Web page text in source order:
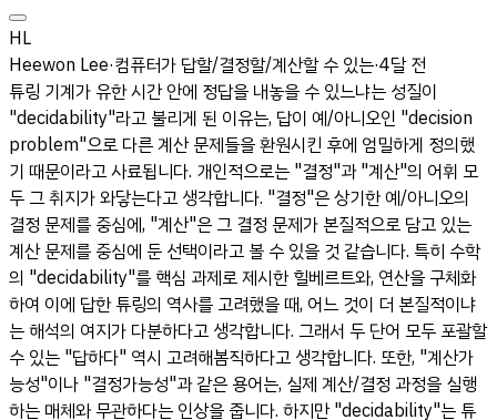
HL
Heewon Lee·컴퓨터가 답할/결정할/계산할 수 있는·4달 전
튜링 기계가 유한 시간 안에 정답을 내놓을 수 있느냐는 성질이
"decidability"라고 불리게 된 이유는, 답이 예/아니오인 "decision
problem"으로 다른 계산 문제들을 환원시킨 후에 엄밀하게 정의했
기 때문이라고 사료됩니다. 개인적으로는 "결정"과 "계산"의 어휘 모
두 그 취지가 와닿는다고 생각합니다. "결정"은 상기한 예/아니오의
결정 문제를 중심에, "계산"은 그 결정 문제가 본질적으로 담고 있는
계산 문제를 중심에 둔 선택이라고 볼 수 있을 것 같습니다. 특히 수학
의 "decidability"를 핵심 과제로 제시한 힐베르트와, 연산을 구체화
하여 이에 답한 튜링의 역사를 고려했을 때, 어느 것이 더 본질적이냐
는 해석의 여지가 다분하다고 생각합니다. 그래서 두 단어 모두 포괄할
수 있는 "답하다" 역시 고려해봄직하다고 생각합니다. 또한, "계산가
능성"이나 "결정가능성"과 같은 용어는, 실제 계산/결정 과정을 실행
하는 매체와 무관하다는 인상을 줍니다. 하지만 "decidability"는 튜